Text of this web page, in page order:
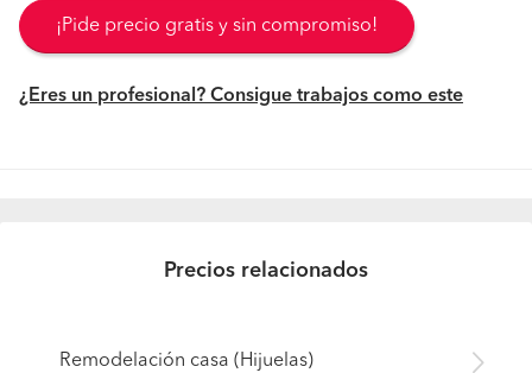
¡Pide precio gratis y sin compromiso!
¿Eres un profesional? Consigue trabajos como este
Precios relacionados
Remodelación casa (Hijuelas)